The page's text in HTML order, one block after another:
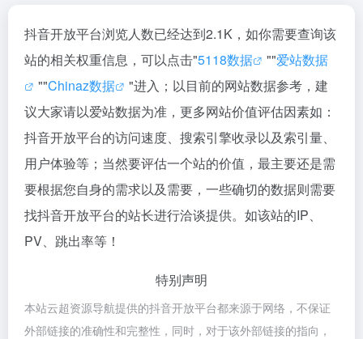
抖音开放平台浏览人数已经达到2.1K，如你需要查询该
站的相关权重信息，可以点击"5118数据 ""爱站数据
""Chinaz数据
"进入；以目前的网站数据参考，建
议大家请以爱站数据为准，更多网站价值评估因素如：
抖音开放平台的访问速度、搜索引擎收录以及索引量、
用户体验等；当然要评估一个站的价值，最主要还是需
要根据您自身的需求以及需要，一些确切的数据则需要
找抖音开放平台的站长进行洽谈提供。如该站的IP、
PV、跳出率等！
特别声明
本站云超资源导航提供的抖音开放平台都来源于网络，不保证
外部链接的准确性和完整性，同时，对于该外部链接的指向，